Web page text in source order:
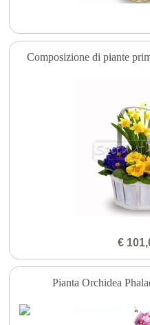
Composizione di piante
€
Pianta Orchidea